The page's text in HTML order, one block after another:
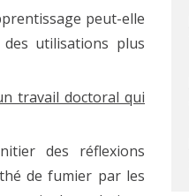
peut-elle
utilisations plus
travail doctoral qui
des réflexions
de fumier par les